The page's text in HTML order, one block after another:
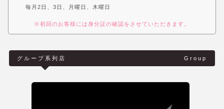
毎月2日、3日、月曜日、木曜日
※初回のお客様には身分証の確認をさせていただきます。
Group
グループ系列店